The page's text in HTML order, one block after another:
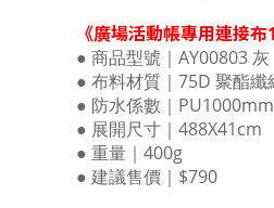
《廣場活動帳專用連接布
● 商品型號｜AY00803 灰
● 布料材質｜75D 聚酯纖
● 防水係數｜PU1000mm
● 展開尺寸｜488X41cm
● 重量｜400g
● 建議售價｜$790